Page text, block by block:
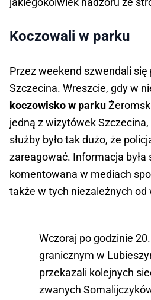
Koczowali w parku
Przez weekend szwendali
Szczecina. Wreszcie, gdy w
koczowisko w parku
jedną z wizytówek
służby było tak dużo, że
zareagować. Informacja była
komentowana w mediach
także w tych niezależnych od
Wczoraj po godzinie
granicznym w
przekazali kolejnych
zwanych